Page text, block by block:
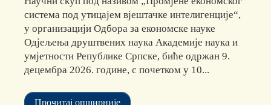
система под утицајем вјештачке интелигенције“,
у организацији Одбора за економске науке
Одјељења друштвених наука Академије наука и
умјетности Републике Српске, биће одржан 9.
децембра 2026. године, с почетком у 10...
Прочитај опширније